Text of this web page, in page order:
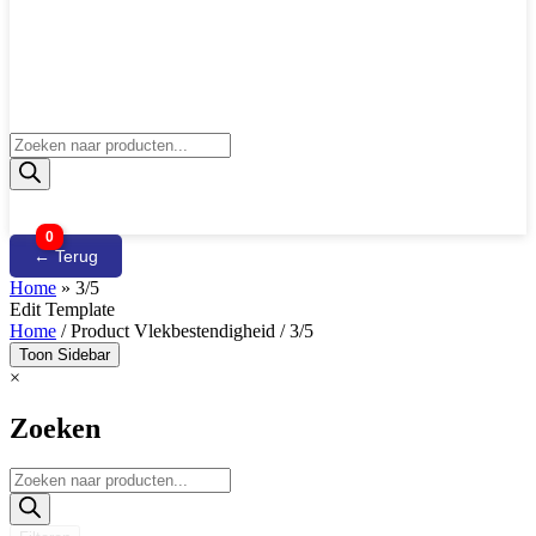
Producten
zoeken
0
← Terug
Home » 3/5
Edit Template
Home / Product Vlekbestendigheid / 3/5
Toon Sidebar
×
Zoeken
Producten
zoeken